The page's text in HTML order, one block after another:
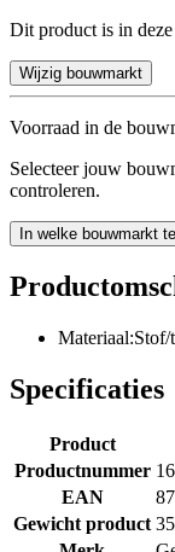
Dit product is in
Wijzig bouwmarkt
Voorraad in de
Selecteer jouw
controleren.
In welke bouwmarkt
Materiaal:Stof/
Specificaties
Product
Productnummer
EAN
Gewicht product